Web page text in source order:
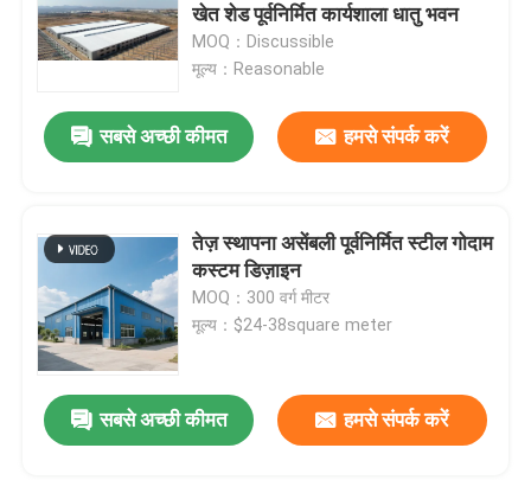
खेत शेड पूर्वनिर्मित कार्यशाला धातु भवन
MOQ：Discussible
मूल्य：Reasonable
सबसे अच्छी कीमत हमसे संपर्क करें
तेज़ स्थापना असेंबली पूर्वनिर्मित स्टील गोदाम
कस्टम डिज़ाइन
MOQ：300 वर्ग मीटर
मूल्य：$24-38square meter
सबसे अच्छी कीमत हमसे संपर्क करें